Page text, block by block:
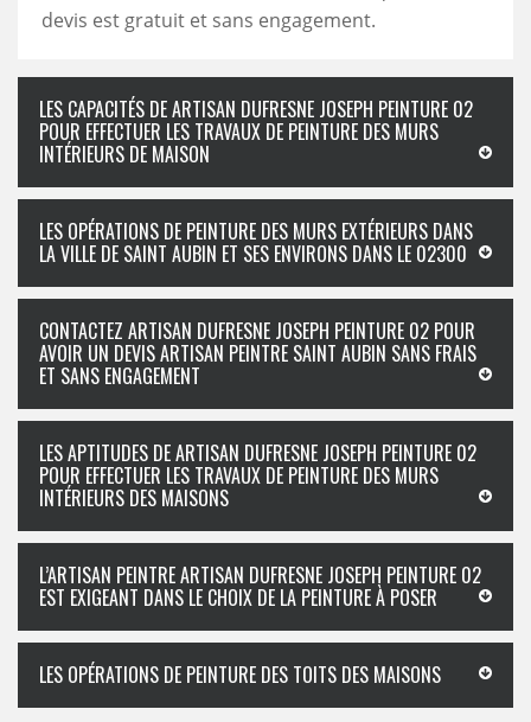
devis est gratuit et sans engagement.
LES CAPACITÉS DE ARTISAN DUFRESNE JOSEPH PEINTURE 02
POUR EFFECTUER LES TRAVAUX DE PEINTURE DES MURS
INTÉRIEURS DE MAISON
LES OPÉRATIONS DE PEINTURE DES MURS EXTÉRIEURS DANS
LA VILLE DE SAINT AUBIN ET SES ENVIRONS DANS LE 02300
CONTACTEZ ARTISAN DUFRESNE JOSEPH PEINTURE 02 POUR
AVOIR UN DEVIS ARTISAN PEINTRE SAINT AUBIN SANS FRAIS
ET SANS ENGAGEMENT
LES APTITUDES DE ARTISAN DUFRESNE JOSEPH PEINTURE 02
POUR EFFECTUER LES TRAVAUX DE PEINTURE DES MURS
INTÉRIEURS DES MAISONS
L’ARTISAN PEINTRE ARTISAN DUFRESNE JOSEPH PEINTURE 02
EST EXIGEANT DANS LE CHOIX DE LA PEINTURE À POSER
LES OPÉRATIONS DE PEINTURE DES TOITS DES MAISONS